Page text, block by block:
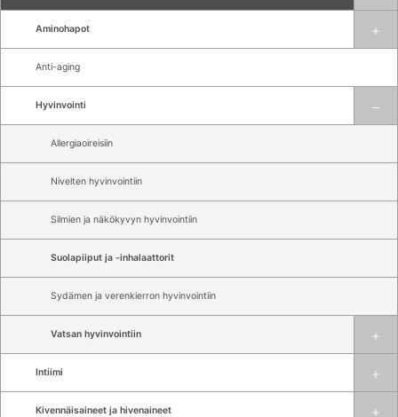
Aminohapot
Anti-aging
Hyvinvointi
Allergiaoireisiin
Nivelten hyvinvointiin
Silmien ja näkökyvyn hyvinvointiin
Suolapiiput ja -inhalaattorit
Sydämen ja verenkierron hyvinvointiin
Vatsan hyvinvointiin
Intiimi
Kivennäisaineet ja hivenaineet